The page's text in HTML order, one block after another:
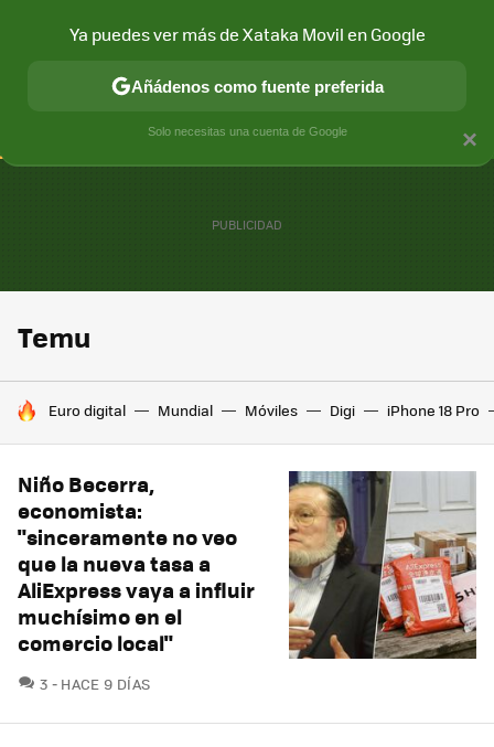
CONECTIVIDAD MÓVIL Y SOCIEDAD APLICACIONES
Temu
HOY SE HABLA DE
Euro digital Mundial Móviles Digi iPhone 18 Pro
Niño Becerra,
economista:
"sinceramente no veo
que la nueva tasa a
AliExpress vaya a influir
muchísimo en el
comercio local"
3 COMENTARIOS
HACE 9 DÍAS
×
Ya puedes ver más de Xataka Movil en Google
Añádenos como fuente preferida
Solo necesitas una cuenta de Google